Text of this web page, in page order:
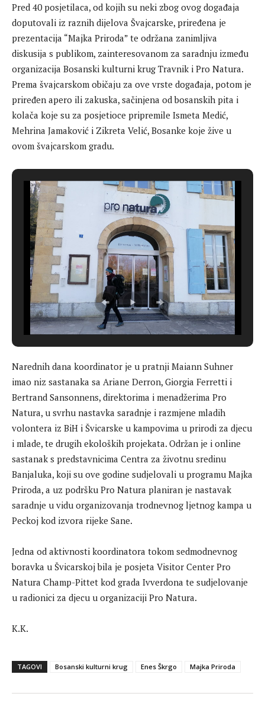
Pred 40 posjetilaca, od kojih su neki zbog ovog događaja
doputovali iz raznih dijelova Švajcarske, priređena je
prezentacija “Majka Priroda” te održana zanimljiva
diskusija s publikom, zainteresovanom za saradnju između
organizacija Bosanski kulturni krug Travnik i Pro Natura.
Prema švajcarskom običaju za ove vrste događaja, potom je
priređen apero ili zakuska, sačinjena od bosanskih pita i
kolača koje su za posjetioce pripremile Ismeta Medić,
Mehrina Jamaković i Zikreta Velić, Bosanke koje žive u
ovom švajcarskom gradu.
Narednih dana koordinator je u pratnji Maiann Suhner
imao niz sastanaka sa Ariane Derron, Giorgia Ferretti i
Bertrand Sansonnens, direktorima i menadžerima Pro
Natura, u svrhu nastavka saradnje i razmjene mladih
volontera iz BiH i Švicarske u kampovima u prirodi za djecu
i mlade, te drugih ekoloških projekata. Održan je i online
sastanak s predstavnicima Centra za životnu sredinu
Banjaluka, koji su ove godine sudjelovali u programu Majka
Priroda, a uz podršku Pro Natura planiran je nastavak
saradnje u vidu organizovanja trodnevnog ljetnog kampa u
Peckoj kod izvora rijeke Sane.
Jedna od aktivnosti koordinatora tokom sedmodnevnog
boravka u Švicarskoj bila je posjeta Visitor Center Pro
Natura Champ-Pittet kod grada Ivverdona te sudjelovanje
u radionici za djecu u organizaciji Pro Natura.
K.K.
TAGOVI Bosanski kulturni krug Enes Škrgo Majka Priroda